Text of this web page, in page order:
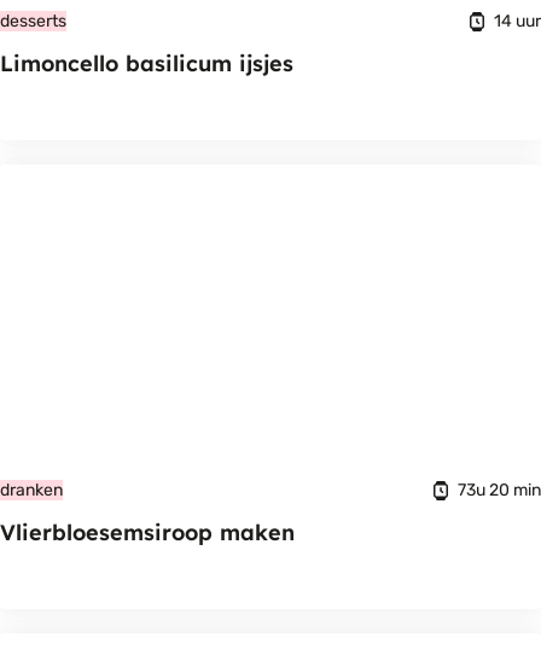
desserts 14 uur
Limoncello basilicum ijsjes
dranken 73u 20 min
Vlierbloesemsiroop maken